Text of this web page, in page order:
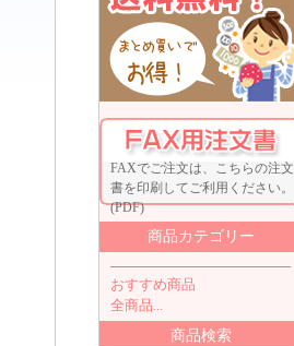
FAXでご注文は、こちらの注文
書を印刷してご利用ください。
(PDF)
商品カテゴリー
おすすめ商品
全商品...
商品検索